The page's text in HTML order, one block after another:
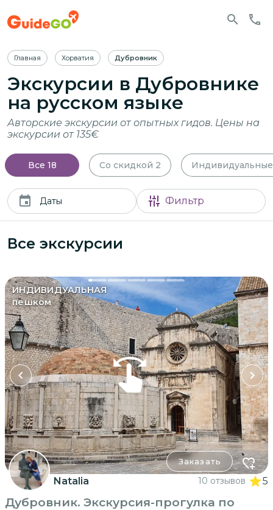
Главная Хорватия Дубровник
Экскурсии в Дубровнике
на русском языке
Авторские экскурсии от опытных гидов. Цены на
экскурсии от 135€
Все 18 Со скидкой 2 Индивидуальные
Даты Фильтр
Все экскурсии
ИНДИВИДУАЛЬНАЯ
пешком
Заказать
Natalia 10 отзывов 5
Дубровник. Экскурсия-прогулка по